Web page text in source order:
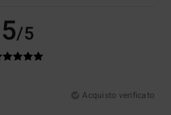
5/5
Acquisto verificato